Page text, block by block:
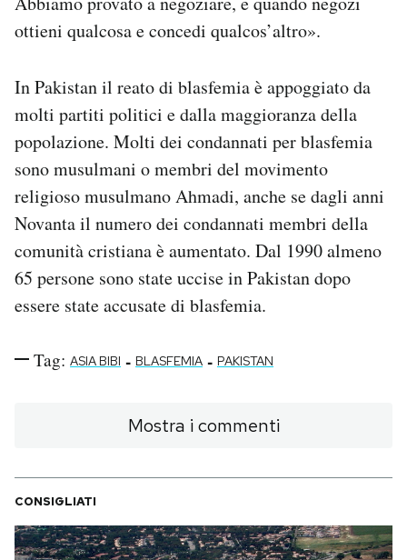
ottieni qualcosa e concedi qualcos’altro».
In Pakistan il reato di blasfemia è appoggiato da
molti partiti politici e dalla maggioranza della
popolazione. Molti dei condannati per blasfemia
sono musulmani o membri del movimento
religioso musulmano Ahmadi, anche se dagli anni
Novanta il numero dei condannati membri della
comunità cristiana è aumentato. Dal 1990 almeno
65 persone sono state uccise in Pakistan dopo
essere state accusate di blasfemia.
Tag: ASIA BIBI - BLASFEMIA - PAKISTAN
Mostra i commenti
CONSIGLIATI